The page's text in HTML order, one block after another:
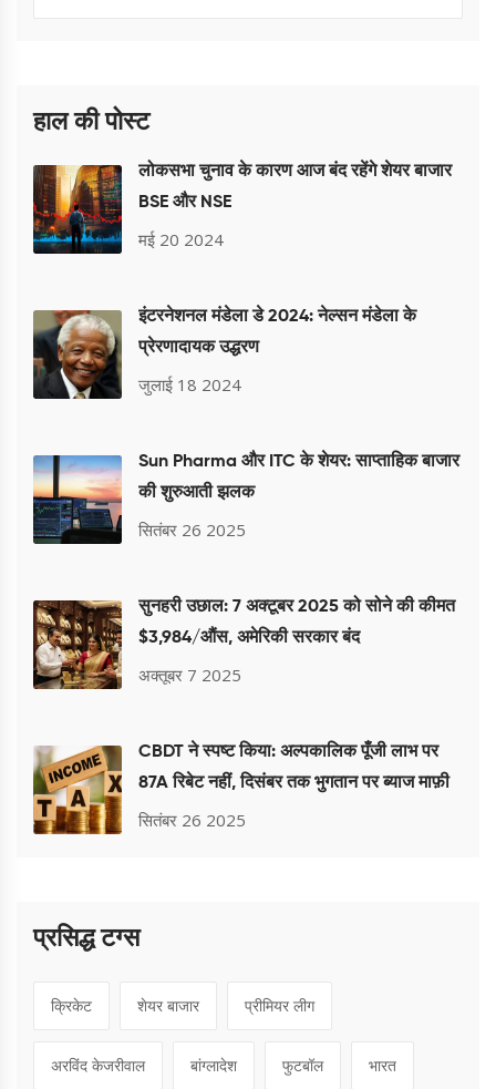
हाल की पोस्ट
लोकसभा चुनाव के कारण आज बंद रहेंगे शेयर बाजार
BSE और NSE
मई 20 2024
इंटरनेशनल मंडेला डे 2024: नेल्सन मंडेला के
प्रेरणादायक उद्धरण
जुलाई 18 2024
Sun Pharma और ITC के शेयर: साप्ताहिक बाजार
की शुरुआती झलक
सितंबर 26 2025
सुनहरी उछाल: 7 अक्टूबर 2025 को सोने की कीमत
$3,984/औंस, अमेरिकी सरकार बंद
अक्तूबर 7 2025
CBDT ने स्पष्ट किया: अल्पकालिक पूँजी लाभ पर
87A रिबेट नहीं, दिसंबर तक भुगतान पर ब्याज माफ़ी
सितंबर 26 2025
प्रसिद्ध टग्स
क्रिकेट शेयर बाजार प्रीमियर लीग
अरविंद केजरीवाल बांग्लादेश फुटबॉल भारत